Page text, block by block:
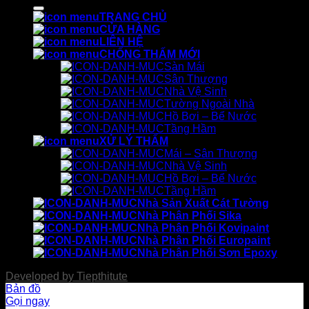
TRANG CHỦ
CỬA HÀNG
LIÊN HỆ
CHỐNG THẤM MỚI
Sàn Mái
Sân Thượng
Nhà Vệ Sinh
Tường Ngoài Nhà
Hồ Bơi – Bể Nước
Tầng Hầm
XỬ LÝ THẤM
Mái – Sân Thượng
Nhà Vệ Sinh
Hồ Bơi – Bể Nước
Tầng Hầm
Nhà Sản Xuất Cát Tường
Nhà Phân Phối Sika
Nhà Phân Phối Kovipaint
Nhà Phân Phối Europaint
Nhà Phân Phối Sơn Epoxy
Developed by Tiepthitute
Bản đồ
Gọi ngay